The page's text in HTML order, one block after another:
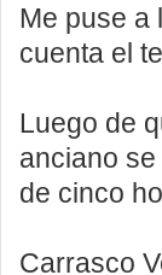
Me puse a
cuenta el
Luego de
anciano
de cinco
Carrasco